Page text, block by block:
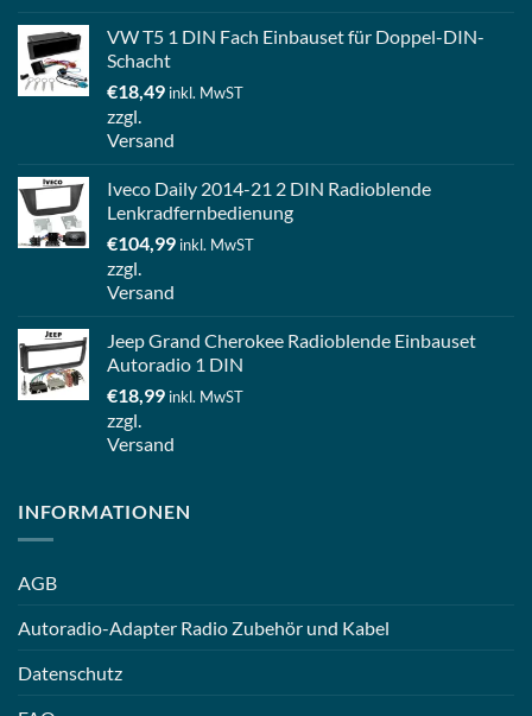
VW T5 1 DIN Fach Einbauset für Doppel-DIN-
Schacht
€18,49 inkl. MwST
zzgl.
Versand
Iveco Daily 2014-21 2 DIN Radioblende
Lenkradfernbedienung
€104,99 inkl. MwST
zzgl.
Versand
Jeep Grand Cherokee Radioblende Einbauset
Autoradio 1 DIN
€18,99 inkl. MwST
zzgl.
Versand
INFORMATIONEN
AGB
Autoradio-Adapter Radio Zubehör und Kabel
Datenschutz